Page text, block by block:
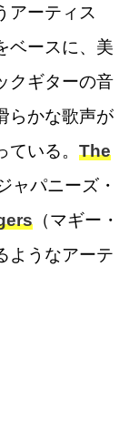
アーティス
ベースに、美
クギターの音
らかな歌声が
いる。 The
ャパニーズ・
（マギー・
ようなアーテ